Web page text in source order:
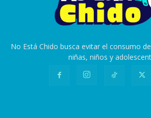
No Está Chido busca evitar el consumo
niñas, niños y